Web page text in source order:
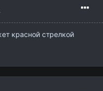
красной стрелкой